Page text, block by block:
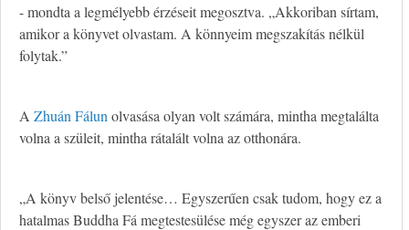
- mondta a legmélyebb érzéseit megosztva. „Akkoriban sírtam,
amikor a könyvet olvastam. A könnyeim megszakítás nélkül
folytak.”
A Zhuán Fálun olvasása olyan volt számára, mintha megtalálta
volna a szüleit, mintha rátalált volna az otthonára.
„A könyv belső jelentése… Egyszerűen csak tudom, hogy ez a
hatalmas Buddha Fá megtestesülése még egyszer az emberi